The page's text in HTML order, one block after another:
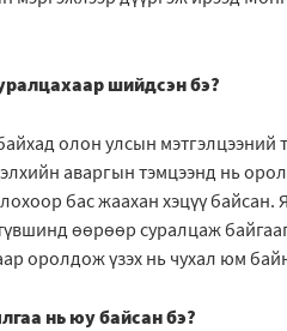
шийдсэн бэ?
олон улсын
аваргын тэмцээнд нь
бас жаахан хэцүү
өөрөөр суралцаж
оролдож үзэх нь чухал юм
нь юу байсан бэ?